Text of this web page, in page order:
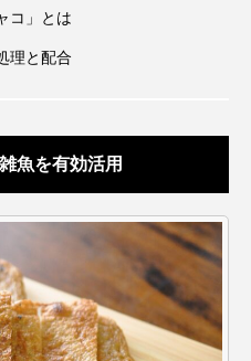
アリゲーターガー
イトヒキアジ
イラスト
ウバザメ
コ」とは
理と配合
魚を有効活用